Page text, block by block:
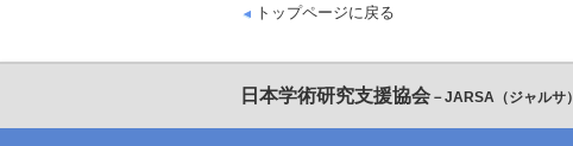
トップページに戻る
日本学術研究支援協会 －JARSA（ジャルサ）